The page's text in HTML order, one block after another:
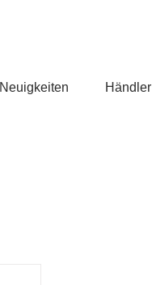
Neuigkeiten Händler